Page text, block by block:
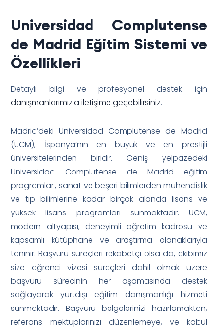
Universidad Complutense
de Madrid Eğitim Sistemi ve
Özellikleri
Detaylı bilgi ve profesyonel destek için
danışmanlarımızla iletişime geçebilirsiniz.
Madrid’deki Universidad Complutense de Madrid
(UCM), İspanya’nın en büyük ve en prestijli
üniversitelerinden biridir. Geniş yelpazedeki
Universidad Complutense de Madrid eğitim
programları, sanat ve beşeri bilimlerden mühendislik
ve tıp bilimlerine kadar birçok alanda lisans ve
yüksek lisans programları sunmaktadır. UCM,
modern altyapısı, deneyimli öğretim kadrosu ve
kapsamlı kütüphane ve araştırma olanaklarıyla
tanınır. Başvuru süreçleri rekabetçi olsa da, ekibimiz
size öğrenci vizesi süreçleri dahil olmak üzere
başvuru sürecinin her aşamasında destek
sağlayarak yurtdışı eğitim danışmanlığı hizmeti
sunmaktadır. Başvuru belgelerinizi hazırlamaktan,
referans mektuplarınızı düzenlemeye, ve kabul